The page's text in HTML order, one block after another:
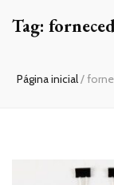
Tag:
Página inicial/